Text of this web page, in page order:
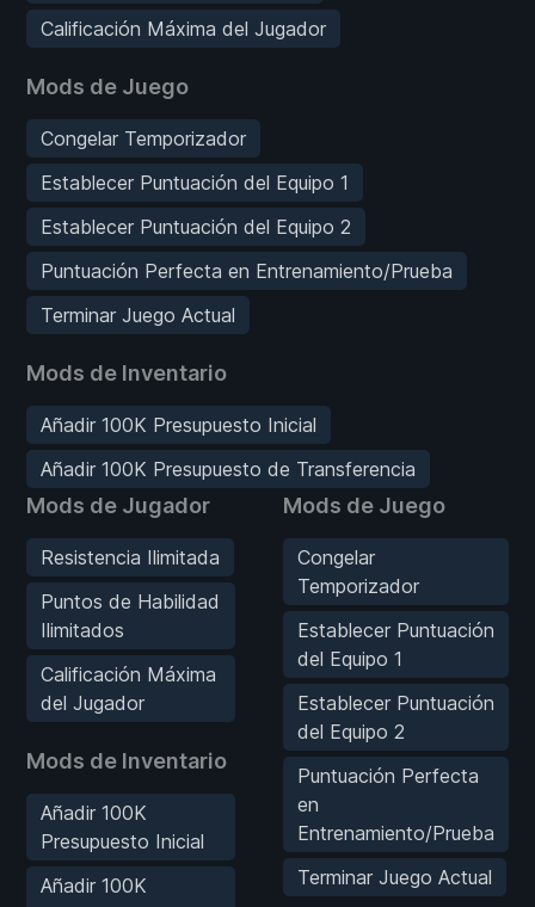
Calificación Máxima del Jugador
Mods de Juego
Congelar Temporizador
Establecer Puntuación del Equipo 1
Establecer Puntuación del Equipo 2
Puntuación Perfecta en Entrenamiento/Prueba
Terminar Juego Actual
Mods de Inventario
Añadir 100K Presupuesto Inicial
Añadir 100K Presupuesto de Transferencia
Mods de Jugador
Resistencia Ilimitada
Puntos de Habilidad
Ilimitados
Calificación Máxima
del Jugador
Mods de Inventario
Añadir 100K
Presupuesto Inicial
Añadir 100K
Mods de Juego
Congelar
Temporizador
Establecer Puntuación
del Equipo 1
Establecer Puntuación
del Equipo 2
Puntuación Perfecta
en
Entrenamiento/Prueba
Terminar Juego Actual